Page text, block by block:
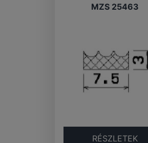
MZS 25463
RÉSZLETEK